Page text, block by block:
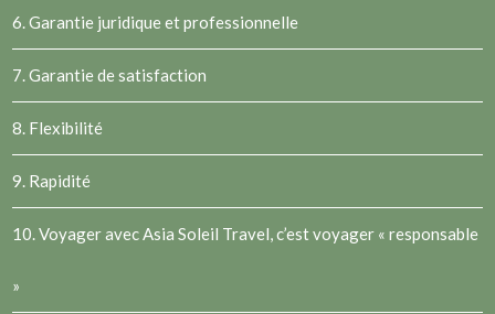
6. Garantie juridique et professionnelle
7. Garantie de satisfaction
8. Flexibilité
9. Rapidité
10. Voyager avec Asia Soleil Travel, c’est voyager « responsable
»